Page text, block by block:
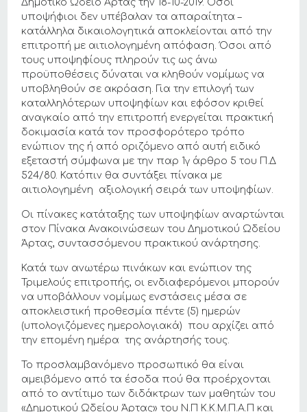
Δημοτικό Ωδείο Άρτας την 18-10-2019. Όσοι
υποψήφιοι δεν υπέβαλαν τα απαραίτητα –
κατάλληλα δικαιολογητικά αποκλείονται από την
επιτροπή με αιτιολογημένη απόφαση. Όσοι από
τους υποψηφίους πληρούν τις ως άνω
προϋποθέσεις δύναται να κληθούν νομίμως να
υποβληθούν σε ακρόαση. Για την επιλογή των
καταλληλότερων υποψηφίων και εφόσον κριθεί
αναγκαίο από την επιτροπή ενεργείται πρακτική
δοκιμασία κατά τον προσφορότερο τρόπο
ενώπιον της ή από οριζόμενο από αυτή ειδικό
εξεταστή σύμφωνα με την παρ 1γ άρθρο 5 του Π.Δ
524/80. Κατόπιν θα συντάξει πίνακα με
αιτιολογημένη αξιολογική σειρά των υποψηφίων.
Οι πίνακες κατάταξης των υποψηφίων αναρτώνται
στον Πίνακα Ανακοινώσεων του Δημοτικού Ωδείου
Άρτας, συντασσόμενου πρακτικού ανάρτησης.
Κατά των ανωτέρω πινάκων και ενώπιον της
Τριμελούς επιτροπής, οι ενδιαφερόμενοι μπορούν
να υποβάλλουν νομίμως ενστάσεις μέσα σε
αποκλειστική προθεσμία πέντε (5) ημερών
(υπολογιζόμενες ημερολογιακά) που αρχίζει από
την επομένη ημέρα της ανάρτησής τους.
Το προσλαμβανόμενο προσωπικό θα είναι
αμειβόμενο από τα έσοδα πού θα προέρχονται
από το αντίτιμο των διδάκτρων των μαθητών του
«Δημοτικού Ωδείου Άρτας» του Ν.Π Κ.Κ.Μ.Π.Α.Π και